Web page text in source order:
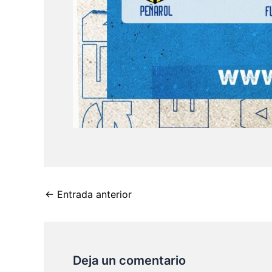
← Entrada anterior
Deja un comentario